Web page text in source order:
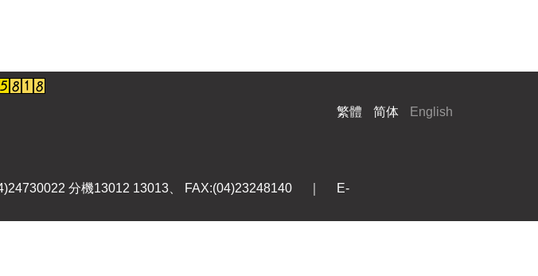
繁體 简体 English
分機13012 13013、 FAX:(04)23248140 ｜ E-